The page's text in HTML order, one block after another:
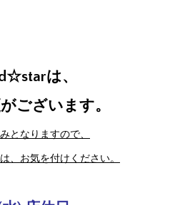
は、
ございます。
となりますので、
、お気を付けください。